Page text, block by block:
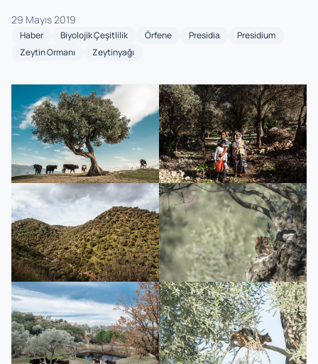
29 Mayıs 2019
Haber Biyolojik Çeşitlilik Örfene Presidia
Presidium
Zeytin Ormanı
Zeytinyağı